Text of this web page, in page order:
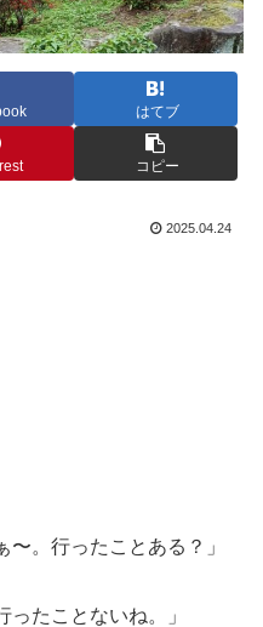
はてブ
コピー
2025.04.24
。行ったことある？」
たことないね。」